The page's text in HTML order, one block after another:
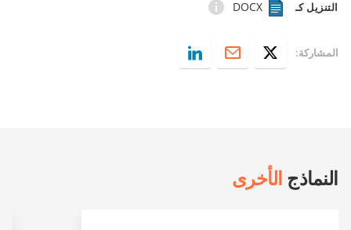
التنزيل كـ DOCX
المشاركة:
النماذج الأخرى